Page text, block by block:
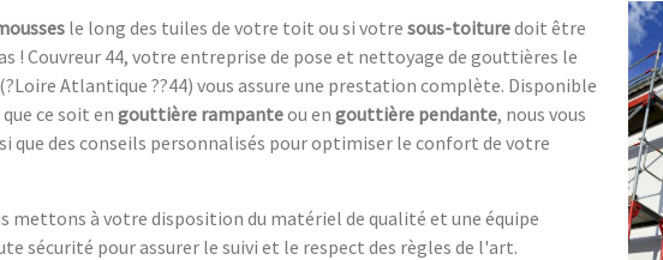
le long des tuiles de votre toit ou si votre sous-toituredoit être
! Couvreur 44, votre entreprise de pose et nettoyage de gouttières le
Atlantique ??44) vous assure une prestation complète. Disponible
ce soit en gouttière rampanteou en gouttière pendante, nous vous
que des conseils personnalisés pour optimiser le confort de votre
mettons à votre disposition du matériel de qualité et une équipe
sécurité pour assurer le suivi et le respect des règles de l'art.